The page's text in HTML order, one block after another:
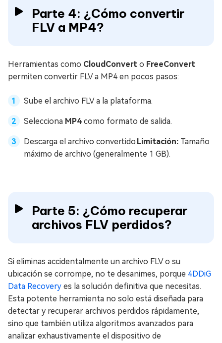
Parte 4: ¿Cómo convertir
FLV a MP4?
Herramientas como CloudConvert o FreeConvert
permiten convertir FLV a MP4 en pocos pasos:
Sube el archivo FLV a la plataforma.
Selecciona MP4 como formato de salida.
Descarga el archivo convertido.Limitación: Tamaño
máximo de archivo (generalmente 1 GB).
Parte 5: ¿Cómo recuperar
archivos FLV perdidos?
Si eliminas accidentalmente un archivo FLV o su
ubicación se corrompe, no te desanimes, porque 4DDiG
Data Recovery es la solución definitiva que necesitas.
Esta potente herramienta no solo está diseñada para
detectar y recuperar archivos perdidos rápidamente,
sino que también utiliza algoritmos avanzados para
analizar exhaustivamente el dispositivo de